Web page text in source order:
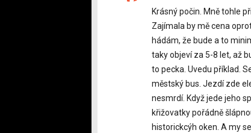
Krásný počin. Mně tohle
Zajímala by mě cena
hádám, že bude a to
taky objeví za 5-8 let, až
to pecka. Uvedu příklad.
městský bus. Jezdí zde
nesmrdí. Když jede jeho
křižovatky pořádně
historickcýh oken. A my